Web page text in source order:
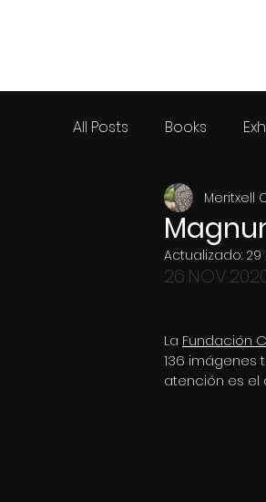
All Posts Books
Meritxell
Actualizado: 29
La Fundación
136
atención es el